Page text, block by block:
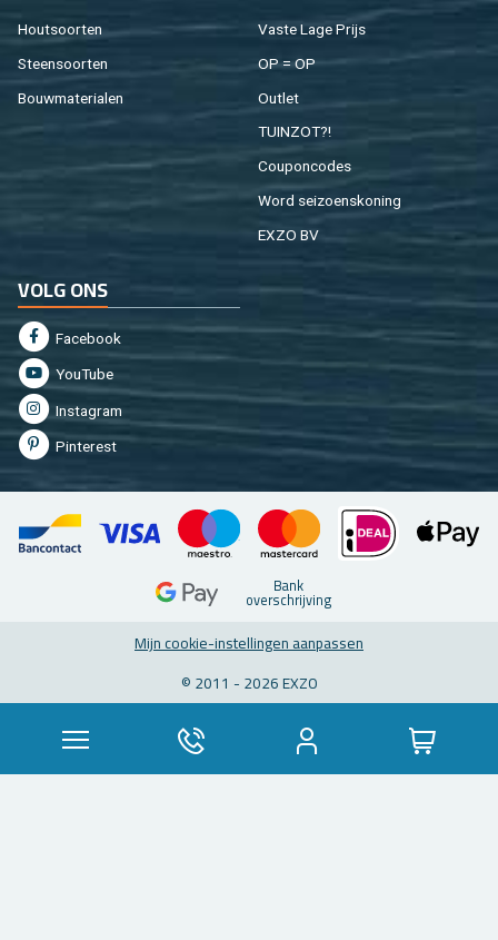
Hout­soor­ten
Steen­soor­ten
Bouw­ma­te­ri­a­len
Vaste Lage Prijs
OP = OP
Out­let
TUIN­ZOT?!
Cou­pon­co­des
Word sei­zoens­ko­ning
EXZO BV
VOLG ONS
Fa­cebook
You­Tu­be
In­st­agram
Pin­te­rest
Bank
over­schrij­ving
Mijn coo­kie-in­stel­lin­gen aan­pas­sen
© 2011 - 2026 EXZO